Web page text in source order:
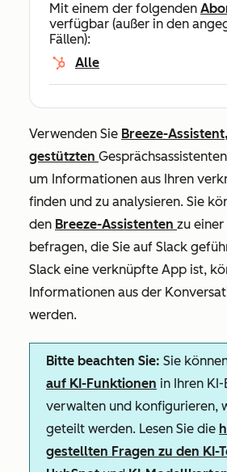
Mit einem der folgenden
verfügbar (außer in den
Fällen):
Alle
Verwenden Sie Breeze-
gestützten
um Informationen aus Ihren
finden und zu analysieren. Sie
den Breeze-Assistenten zu
befragen, die Sie auf Slack
Slack eine verknüpfte App ist,
Informationen aus der
werden.
Bitte beachten Sie: Sie
auf KI-Funktionen in Ihren
verwalten und konfigurieren,
geteilt werden. Lesen Sie die
gestellten Fragen zu den KI-